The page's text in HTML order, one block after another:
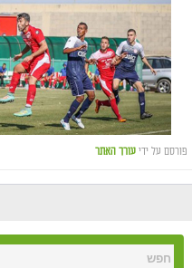
פורסם על ידי עורך האתר